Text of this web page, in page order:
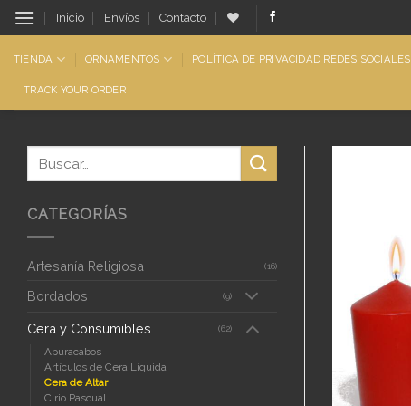
Saltar
al
contenido
Inicio Envíos Contacto
TIENDA ORNAMENTOS POLÍTICA DE PRIVACIDAD REDES SOCIALES
TRACK YOUR ORDER
CATEGORÍAS
Artesanía Religiosa (16)
Bordados (9)
Cera y Consumibles (62)
Apuracabos
Artículos de Cera Líquida
Cera de Altar
Cirio Pascual